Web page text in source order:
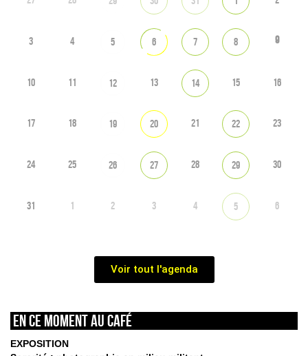
3 4 5 6 7 8 9
10 11 12 13 14 15 16
17 18 19 20 21 22 23
24 25 26 27 28 29 30
31 1 2 3 4 5 6
Voir tout l'agenda
En ce moment au café
EXPOSITION